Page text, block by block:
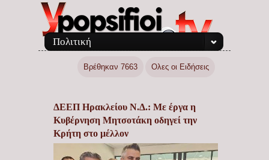
Πολιτική
Βρέθηκαν 7663 Ολες οι Ειδήσεις
ΔΕΕΠ Ηρακλείου Ν.Δ.: Με έργα η
Κυβέρνηση Μητσοτάκη οδηγεί την
Κρήτη στο μέλλον